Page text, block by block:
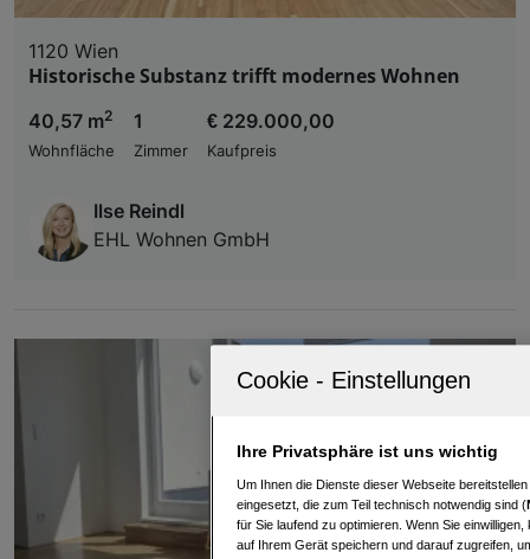
1120 Wien
Historische Substanz trifft modernes Wohnen
40,57 m2
Wohnfläche
1
Zimmer
€ 229.000,00
Kaufpreis
Ilse Reindl
EHL Wohnen GmbH
Ihre Privatsphäre ist uns wichtig
Um Ihnen die Dienste dieser Webseite
eingesetzt, die zum Teil technisch notwendig sind (
für Sie laufend zu optimieren. Wenn Sie
auf Ihrem Gerät speichern und darauf zugreifen,